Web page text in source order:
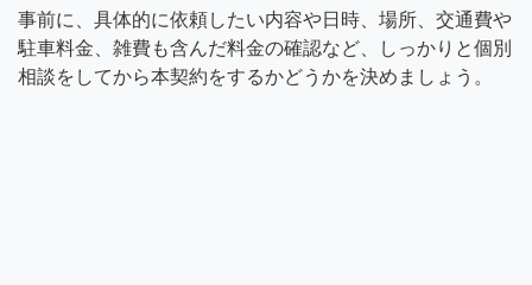
事前に、具体的に依頼したい内容や日時、場所、交通費や
駐車料金、雑費も含んだ料金の確認など、しっかりと個別
相談をしてから本契約をするかどうかを決めましょう。